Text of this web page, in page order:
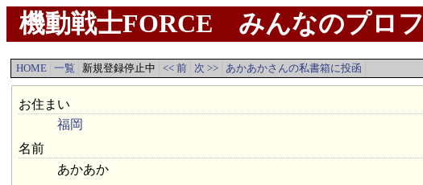
機動戦士FORCE みんなのプロ
HOME 一覧 新規登録停止中 << 前 次 >> あかあかさんの私書箱に投函
お住まい
福岡
名前
あかあか